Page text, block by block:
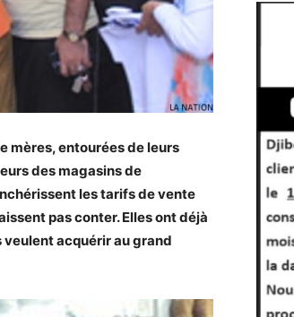
mères, entourées de leurs
des magasins de
les tarifs de vente
pas conter. Elles ont déjà
veulent acquérir au grand